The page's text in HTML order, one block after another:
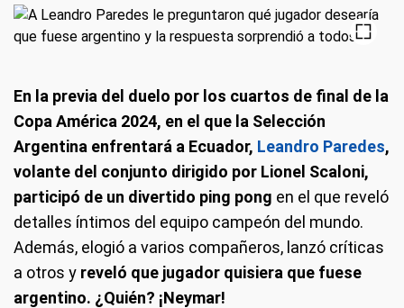
En la previa del duelo por los cuartos de final de la
Copa América 2024, en el que la Selección
Argentina enfrentará a Ecuador, Leandro Paredes,
volante del conjunto dirigido por Lionel Scaloni,
participó de un divertido ping pong en el que reveló
detalles íntimos del equipo campeón del mundo.
Además, elogió a varios compañeros, lanzó críticas
a otros y reveló que jugador quisiera que fuese
argentino. ¿Quién? ¡Neymar!